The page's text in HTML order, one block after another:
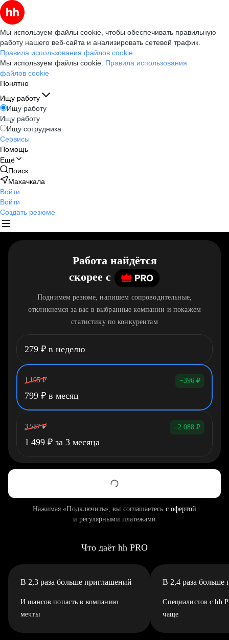
Мы используем файлы cookie, чтобы обеспечивать правильную
работу нашего веб-сайта и анализировать сетевой трафик.
Правила использования файлов cookie
Мы используем файлы cookie. Правила использования
файлов cookie
Понятно
Ищу работу
Ищу работу
Ищу работу
Ищу сотрудника
Сервисы
Помощь
Ещё
Поиск
Махачкала
Войти
Войти
Создать резюме
Работа найдётся
скорее c
Поднимем резюме, напишем сопроводительные,
откликнемся за вас в выбранные компании и покажем
статистику по конкурентам
279 ₽ в неделю
1 195 ₽ −396 ₽
799 ₽ в месяц
3 587 ₽ −2 088 ₽
1 499 ₽ за 3 месяца
Нажимая «Подключить», вы соглашаетесь с офертой
и регулярными платежами
Что даёт hh PRO
В 2,3 раза больше приглашений
И шансов попасть в компанию
мечты
В 2,4 раза больше
Специалистов с hh
чаще